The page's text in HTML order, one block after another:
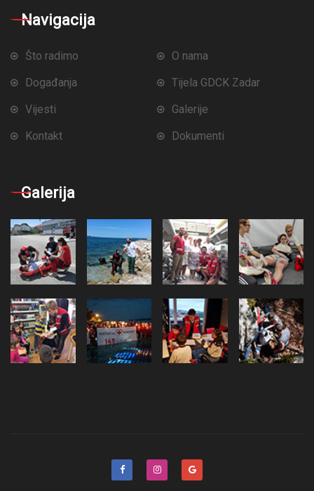
Navigacija
Što radimo
O nama
Događanja
Tijela GDCK Zadar
Vijesti
Galerije
Kontakt
Dokumenti
Galerija